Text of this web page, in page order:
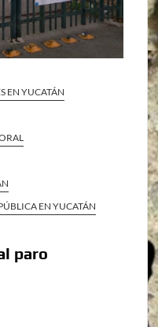
EN YUCATÁN
EN YUCATÁN
paro